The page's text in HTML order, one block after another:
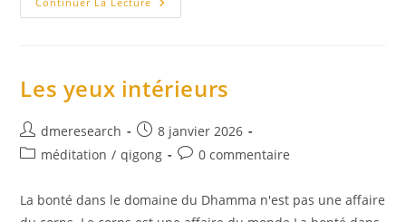
Mp3
Les yeux intérieurs
Auteur/autrice
de
dmeresearch
Publication
publiée :
8 janvier 2026
Postméditation / qigong
Commentaires
la
publication :
0 commentaire
La bonté dans le domaine du Dhamma n'est pas une affaire